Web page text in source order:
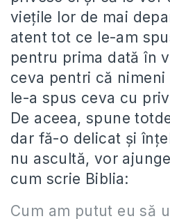
vieţile lor de mai
atent tot ce le-am
pentru prima dată în
ceva pentri că
le-a spus ceva cu
De aceea, spune
dar fă-o delicat şi
nu ascultă, vor
cum scrie Biblia:
Cum am putut eu să